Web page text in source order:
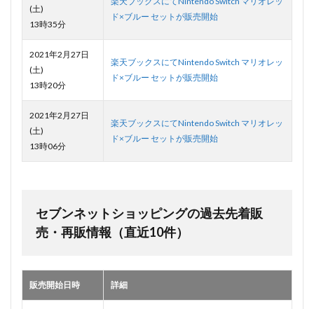
(土)
13時35分
ド×ブルー セットが販売開始
2021年2月27日
(土)
13時20分
楽天ブックスにてNintendo Switch マリオレッ
ド×ブルー セットが販売開始
2021年2月27日
(土)
13時06分
楽天ブックスにてNintendo Switch マリオレッ
ド×ブルー セットが販売開始
セブンネットショッピングの過去先着販
売・再販情報（直近10件）
販売開始日時 詳細